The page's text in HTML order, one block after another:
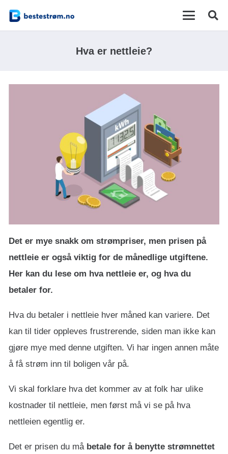
Hva er nettleie?
Det er mye snakk om strømpriser, men prisen på
nettleie er også viktig for de månedlige utgiftene.
Her kan du lese om hva nettleie er, og hva du
betaler for.
Hva du betaler i nettleie hver måned kan variere. Det
kan til tider oppleves frustrerende, siden man ikke kan
gjøre mye med denne utgiften. Vi har ingen annen måte
å få strøm inn til boligen vår på.
Vi skal forklare hva det kommer av at folk har ulike
kostnader til nettleie, men først må vi se på hva
nettleien egentlig er.
Det er prisen du må betale for å benytte strømnettet